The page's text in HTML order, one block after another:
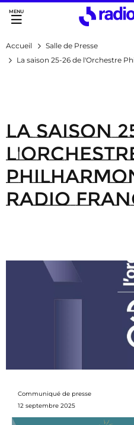
Accès direct :
Menu principal
Accueil
Salle de Presse
La saison 25-26 de l'Orchestre
La saison
Radio
Communiqué de presse
12 septembre 2025